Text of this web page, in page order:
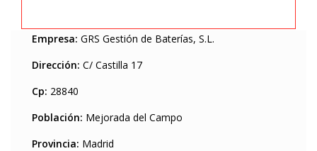
Empresa: GRS Gestión de Baterías, S.L.
Dirección: C/ Castilla 17
Cp: 28840
Población: Mejorada del Campo
Provincia: Madrid